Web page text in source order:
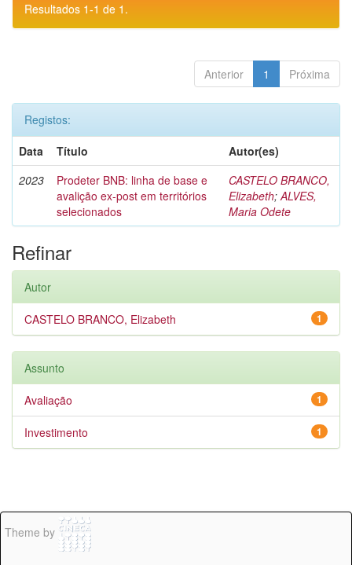
Resultados 1-1 de 1.
Anterior 1 Próxima
Registos:
Data
Título
Autor(es)
2023
Prodeter BNB: linha de base e
avalição ex-post em territórios
selecionados
CASTELO BRANCO,
Elizabeth;ALVES,
Maria Odete
Refinar
Autor
1
CASTELO BRANCO, Elizabeth
Assunto
1
Avaliação
1
Investimento
Theme by